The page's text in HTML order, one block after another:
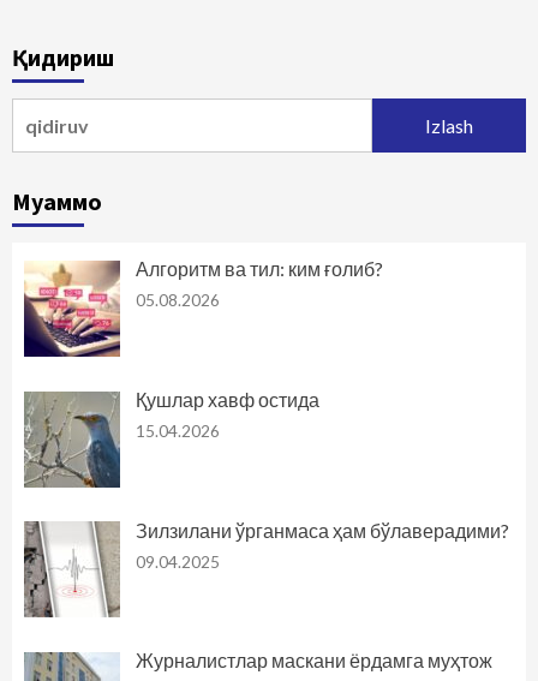
Қидириш
Муаммо
Алгоритм ва тил: ким ғолиб?
05.08.2026
Қушлар хавф остида
15.04.2026
Зилзилани ўрганмаса ҳам бўлаверадими?
09.04.2025
Журналистлар маскани ёрдамга муҳтож